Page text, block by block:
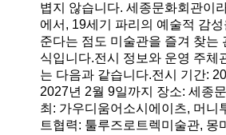
볍지 않습니다. 세종문화회관이
에서, 19세기 파리의 예술적 감
준다는 점도 미술관을 즐겨 찾는
식입니다.전시 정보와 운영 주체
는 다음과 같습니다.전시 기간:
2027년 2월 9일까지 장소: 세종
최: 가우디움어소시에이츠, 머니
트협력: 툴루즈로트렉미술관, 몽